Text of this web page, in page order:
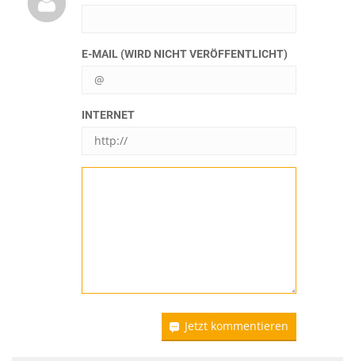
E-MAIL (WIRD NICHT VERÖFFENTLICHT)
INTERNET
Jetzt kommentieren